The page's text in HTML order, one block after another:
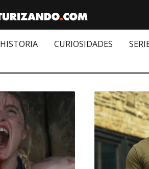
HISTORIA CURIOSIDADES